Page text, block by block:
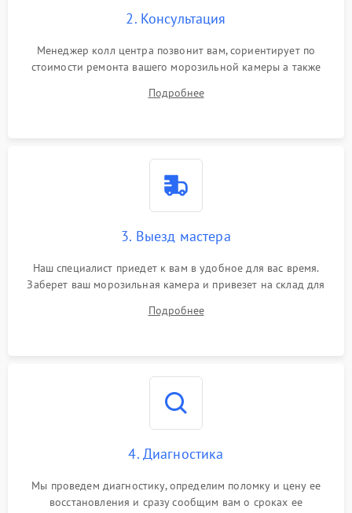
2. Консультация
Менеджер колл центра позвонит вам, сориентирует по
стоимости ремонта вашего морозильной камеры а также
Подробнее
3. Выезд мастера
Наш специалист приедет к вам в удобное для вас время.
Заберет ваш морозильная камера и привезет на склад для
Подробнее
4. Диагностика
Мы проведем диагностику, определим поломку и цену ее
восстановления и сразу сообщим вам о сроках ее